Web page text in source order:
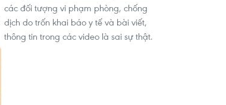
các đối tượng vi phạm phòng, chống
dịch do trốn khai báo y tế và bài viết,
thông tin trong các video là sai sự thật.